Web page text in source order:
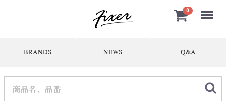
0 Menu
BRANDS NEWS Q&A